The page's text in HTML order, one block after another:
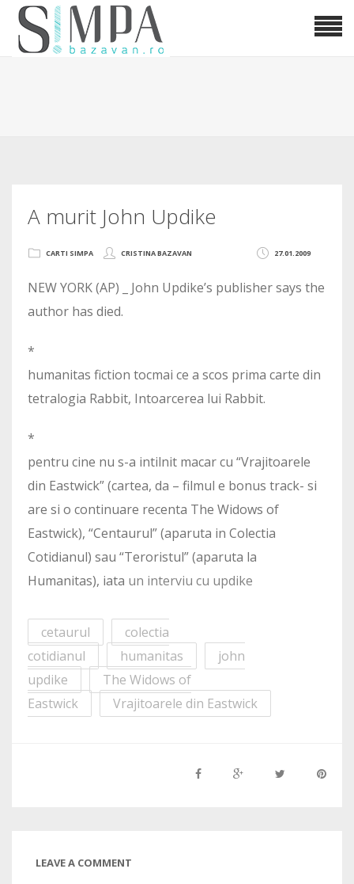
A murit John Updike
27.01.2009
CARTI SIMPA CRISTINA BAZAVAN
NEW YORK (AP) _ John Updike’s publisher says the
author has died.
*
humanitas fiction tocmai ce a scos prima carte din
tetralogia Rabbit, Intoarcerea lui Rabbit.
*
pentru cine nu s-a intilnit macar cu “Vrajitoarele
din Eastwick” (cartea, da – filmul e bonus track- si
are si o continuare recenta The Widows of
Eastwick), “Centaurul” (aparuta in Colectia
Cotidianul) sau “Teroristul” (aparuta la
Humanitas), iata un interviu cu updike
cetaurul
colectia
cotidianul
humanitas
john
updike
The Widows of
Eastwick
Vrajitoarele din Eastwick
LEAVE A COMMENT